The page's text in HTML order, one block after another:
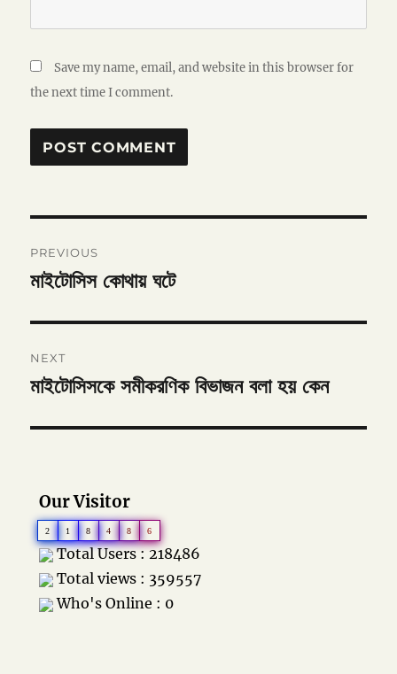
Save my name, email, and website in this browser for
the next time I comment.
navigation
PREVIOUS
Previous
মাইটোসিস কোথায় ঘটে
NEXT
Next
মাইটোসিসকে সমীকরণিক বিভাজন বলা হয় কেন
Our Visitor
2 1 8 4 8 6
Total Users : 218486
Total views : 359557
Who's Online : 0